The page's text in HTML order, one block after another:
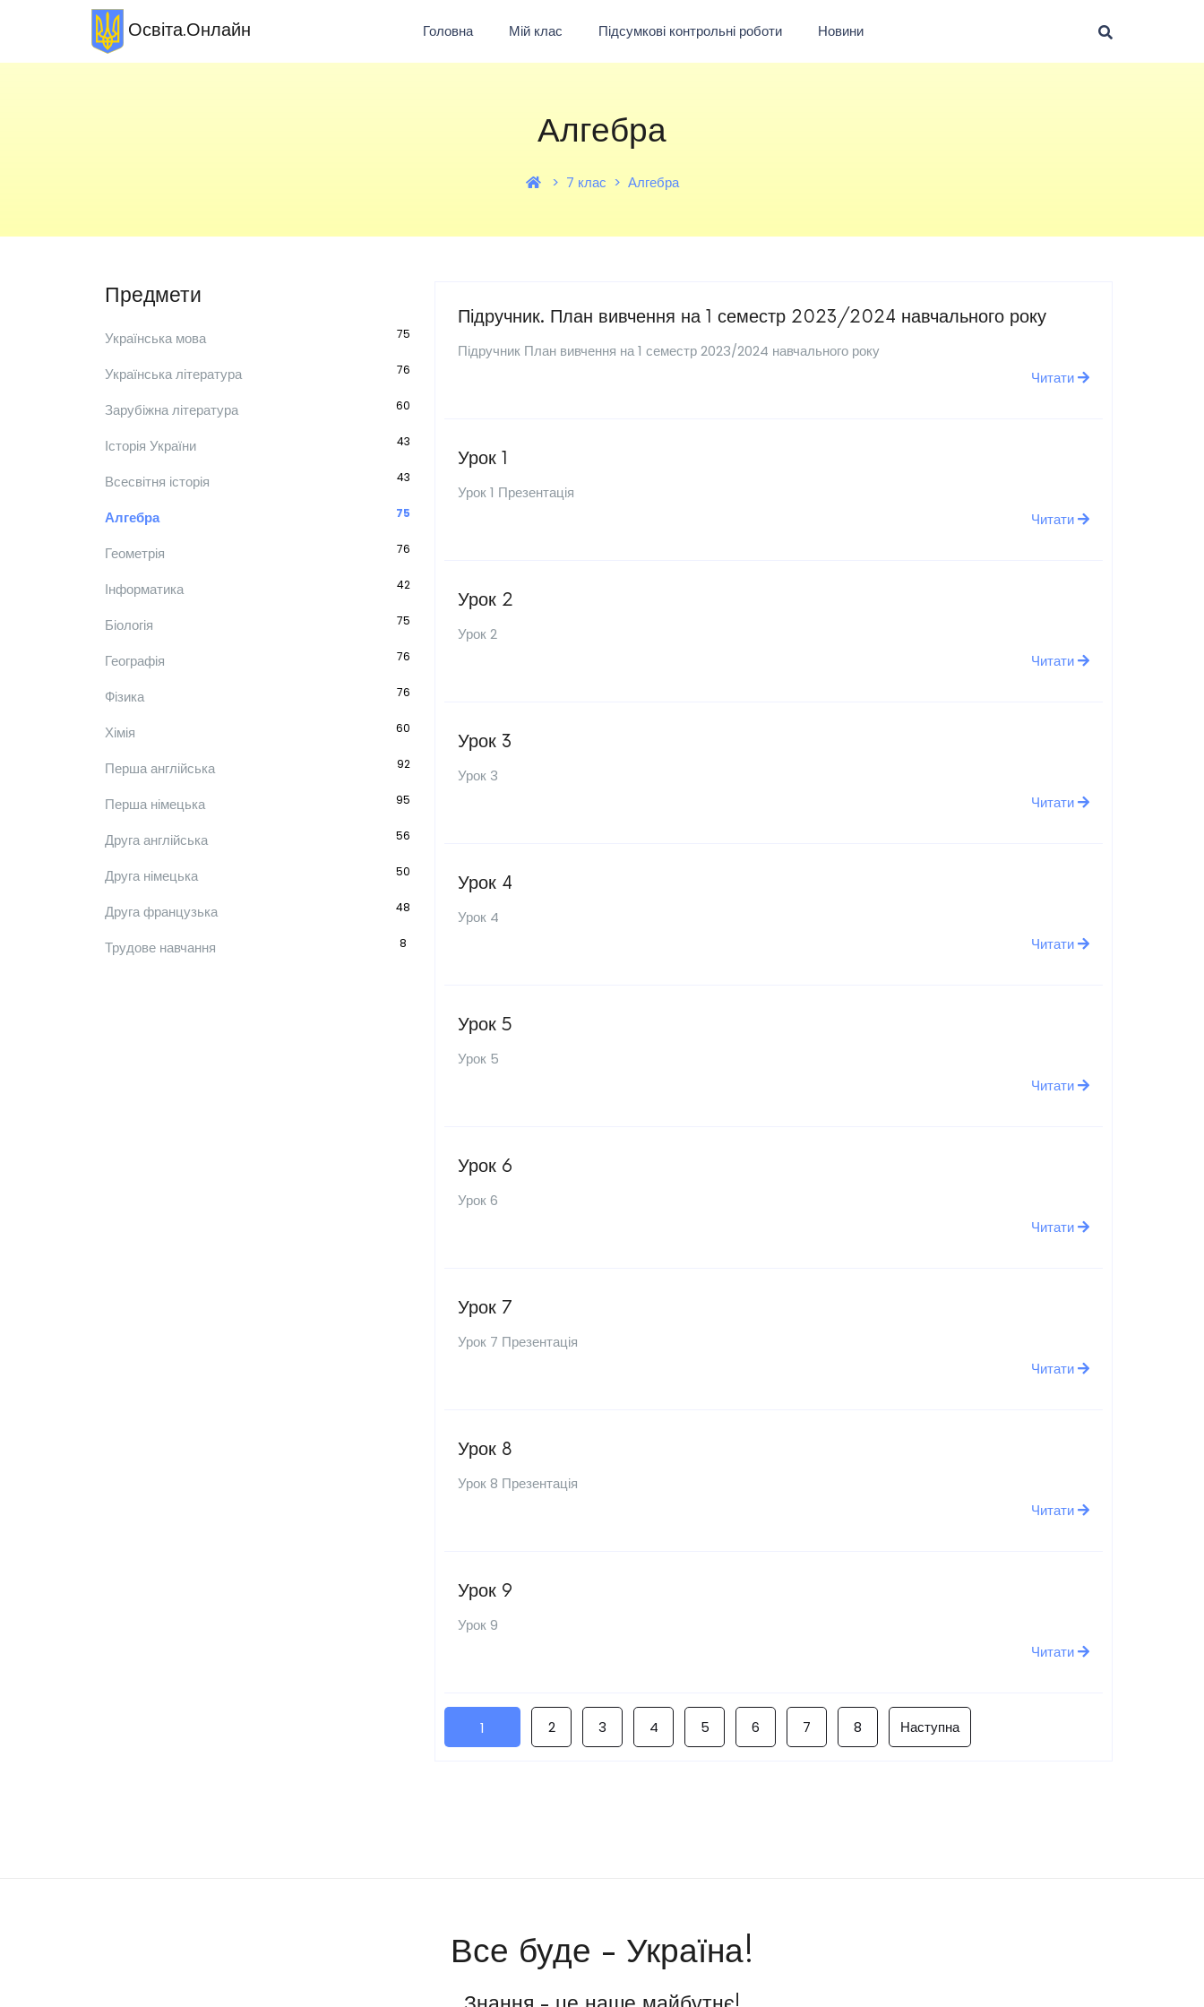
Освіта.Онлайн Головна Мій клас Підсумкові контрольні роботи Новини
Алгебра
7 клас Алгебра
Предмети
Українська мова 75
Українська література 76
Зарубіжна література 60
Історія України 43
Всесвітня історія 43
Алгебра 75
Геометрія 76
Інформатика 42
Біологія 75
Географія 76
Фізика 76
Хімія 60
Перша англійська 92
Перша німецька 95
Друга англійська 56
Друга німецька 50
Друга французька 48
Трудове навчання 8
Підручник. План вивчення на 1 семестр 2023/2024 навчального року
Підручник План вивчення на 1 семестр 2023/2024 навчального року
Читати
Урок 1
Урок 1 Презентація
Читати
Урок 2
Урок 2
Читати
Урок 3
Урок 3
Читати
Урок 4
Урок 4
Читати
Урок 5
Урок 5
Читати
Урок 6
Урок 6
Читати
Урок 7
Урок 7 Презентація
Читати
Урок 8
Урок 8 Презентація
Читати
Урок 9
Урок 9
Читати
1 2 3 4 5 6 7 8 Наступна
Все буде - Україна!